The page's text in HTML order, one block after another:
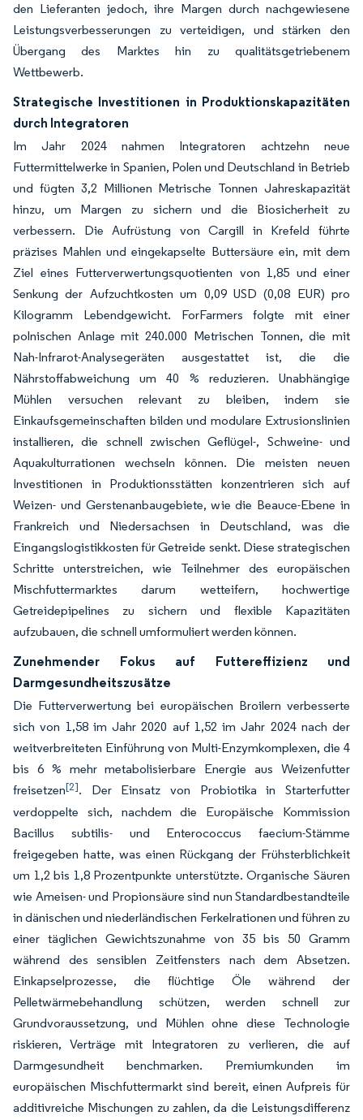
den Lieferanten jedoch, ihre Margen durch nachgewiesene
Leistungsverbesserungen zu verteidigen, und stärken den
Übergang des Marktes hin zu qualitätsgetriebenem
Wettbewerb.
Strategische Investitionen in Produktionskapazitäten
durch Integratoren
Im Jahr 2024 nahmen Integratoren achtzehn neue
Futtermittelwerke in Spanien, Polen und Deutschland in Betrieb
und fügten 3,2 Millionen Metrische Tonnen Jahreskapazität
hinzu, um Margen zu sichern und die Biosicherheit zu
verbessern. Die Aufrüstung von Cargill in Krefeld führte
präzises Mahlen und eingekapselte Buttersäure ein, mit dem
Ziel eines Futterverwertungsquotienten von 1,85 und einer
Senkung der Aufzuchtkosten um 0,09 USD (0,08 EUR) pro
Kilogramm Lebendgewicht. ForFarmers folgte mit einer
polnischen Anlage mit 240.000 Metrischen Tonnen, die mit
Nah-Infrarot-Analysegeräten ausgestattet ist, die die
Nährstoffabweichung um 40 % reduzieren. Unabhängige
Mühlen versuchen relevant zu bleiben, indem sie
Einkaufsgemeinschaften bilden und modulare Extrusionslinien
installieren, die schnell zwischen Geflügel-, Schweine- und
Aquakulturrationen wechseln können. Die meisten neuen
Investitionen in Produktionsstätten konzentrieren sich auf
Weizen- und Gerstenanbaugebiete, wie die Beauce-Ebene in
Frankreich und Niedersachsen in Deutschland, was die
Eingangslogistikkosten für Getreide senkt. Diese strategischen
Schritte unterstreichen, wie Teilnehmer des europäischen
Mischfuttermarktes darum wetteifern, hochwertige
Getreidepipelines zu sichern und flexible Kapazitäten
aufzubauen, die schnell umformuliert werden können.
Zunehmender Fokus auf Futtereffizienz und
Darmgesundheitszusätze
Die Futterverwertung bei europäischen Broilern verbesserte
sich von 1,58 im Jahr 2020 auf 1,52 im Jahr 2024 nach der
weitverbreiteten Einführung von Multi-Enzymkomplexen, die 4
bis 6 % mehr metabolisierbare Energie aus Weizenfutter
freisetzen[2]. Der Einsatz von Probiotika in Starterfutter
verdoppelte sich, nachdem die Europäische Kommission
Bacillus subtilis- und Enterococcus faecium-Stämme
freigegeben hatte, was einen Rückgang der Frühsterblichkeit
um 1,2 bis 1,8 Prozentpunkte unterstützte. Organische Säuren
wie Ameisen- und Propionsäure sind nun Standardbestandteile
in dänischen und niederländischen Ferkelrationen und führen zu
einer täglichen Gewichtszunahme von 35 bis 50 Gramm
während des sensiblen Zeitfensters nach dem Absetzen.
Einkapselprozesse, die flüchtige Öle während der
Pelletwärmebehandlung schützen, werden schnell zur
Grundvoraussetzung, und Mühlen ohne diese Technologie
riskieren, Verträge mit Integratoren zu verlieren, die auf
Darmgesundheit benchmarken. Premiumkunden im
europäischen Mischfuttermarkt sind bereit, einen Aufpreis für
additivreiche Mischungen zu zahlen, da die Leistungsdifferenz